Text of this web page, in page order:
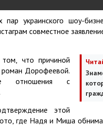
украинского шоу-
совместное
что причиной
роман Дорофеевой.
отношения с
этой
где Надя и Миша